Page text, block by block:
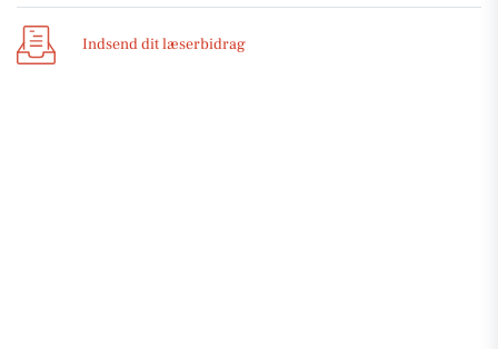
Indsend dit læserbidrag